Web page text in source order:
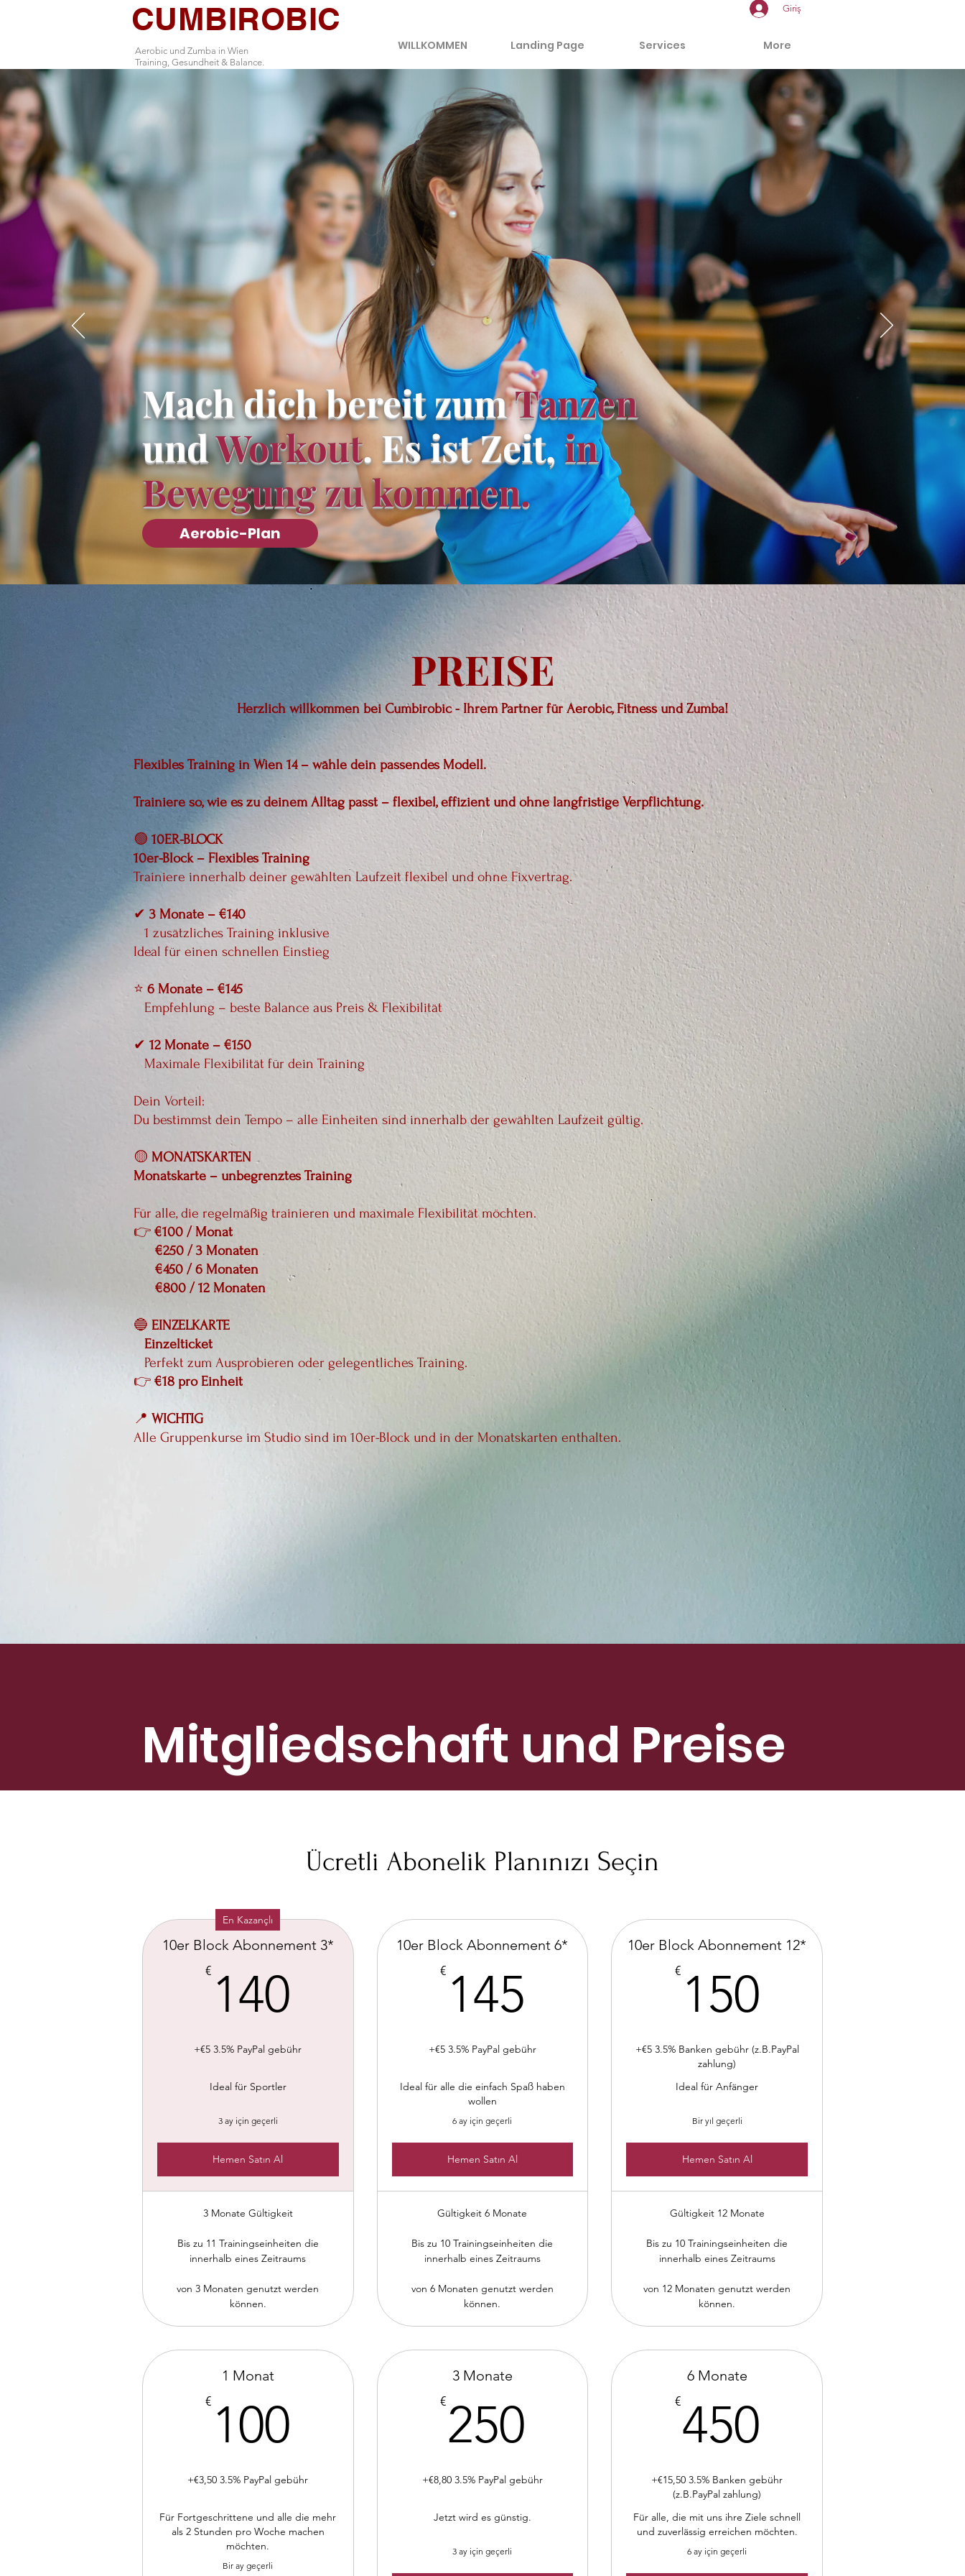
CUMBIROBIC
WILLKOMMEN Landing Page Services More
Giriş
Aerobic und Zumba in Wien
Training, Gesundheit & Balance.
Mach dich bereit zumTanzen
undWorkout. Es ist Zeit, in
Bewegung zu kommen.
Aerobic-Plan
PREISE
Herzlich willkommen bei Cumbirobic - Ihrem Partner für Aerobic, Fitness und Zumba!
Flexibles Training in Wien 14 – wähle dein passendes Modell.
Trainiere so, wie es zu deinem Alltag passt – flexibel, effizient und ohne langfristige Verpflichtung.
🟢 10ER-BLOCK
10er-Block – Flexibles Training
Trainiere innerhalb deiner gewählten Laufzeit flexibel und ohne Fixvertrag.
✔ 3 Monate – €140
1 zusätzliches Training inklusive
Ideal für einen schnellen Einstieg
⭐ 6 Monate – €145
Empfehlung – beste Balance aus Preis & Flexibilität
✔ 12 Monate – €150
Maximale Flexibilität für dein Training
Dein Vorteil:
Du bestimmst dein Tempo – alle Einheiten sind innerhalb der gewählten Laufzeit gültig.
🟡 MONATSKARTEN
Monatskarte – unbegrenztes Training
Für alle, die regelmäßig trainieren und maximale Flexibilität möchten.
👉 €100 / Monat
€250 / 3 Monaten
€450 / 6 Monaten
€800 / 12 Monaten
🔵 EINZELKARTE
Einzelticket
Perfekt zum Ausprobieren oder gelegentliches Training.
👉 €18 pro Einheit
📍 WICHTIG
Alle Gruppenkurse im Studio sind im 10er-Block und in der Monatskarten enthalten.
Mitgliedschaft und Preise
Ücretli Abonelik Planınızı Seçin
En Kazançlı
10er Block Abonnement 3*
€ 140
+€5 3.5% PayPal gebühr
Ideal für Sportler
3 ay için geçerli
Hemen Satın Al
3 Monate Gültigkeit
Bis zu 11 Trainingseinheiten die
innerhalb eines Zeitraums
von 3 Monaten genutzt werden
können.
10er Block Abonnement 6*
€ 145
+€5 3.5% PayPal gebühr
Ideal für alle die einfach Spaß haben
wollen
6 ay için geçerli
Hemen Satın Al
Gültigkeit 6 Monate
Bis zu 10 Trainingseinheiten die
innerhalb eines Zeitraums
von 6 Monaten genutzt werden
können.
10er Block Abonnement 12*
€ 150
+€5 3.5% Banken gebühr (z.B.PayPal
zahlung)
Ideal für Anfänger
Bir yıl geçerli
Hemen Satın Al
Gültigkeit 12 Monate
Bis zu 10 Trainingseinheiten die
innerhalb eines Zeitraums
von 12 Monaten genutzt werden
können.
1 Monat
€ 100
+€3,50 3.5% PayPal gebühr
Für Fortgeschrittene und alle die mehr
als 2 Stunden pro Woche machen
möchten.
Bir ay geçerli
3 Monate
€250
+€8,80 3.5% PayPal gebühr
Jetzt wird es günstig.
3 ay için geçerli
6 Monate
€450
+€15,50 3.5% Banken gebühr
(z.B.PayPal zahlung)
Für alle, die mit uns ihre Ziele schnell
und zuverlässig erreichen möchten.
6 ay için geçerli